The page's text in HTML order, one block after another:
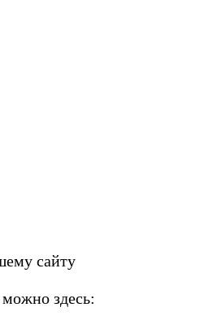
сайту
можно здесь: